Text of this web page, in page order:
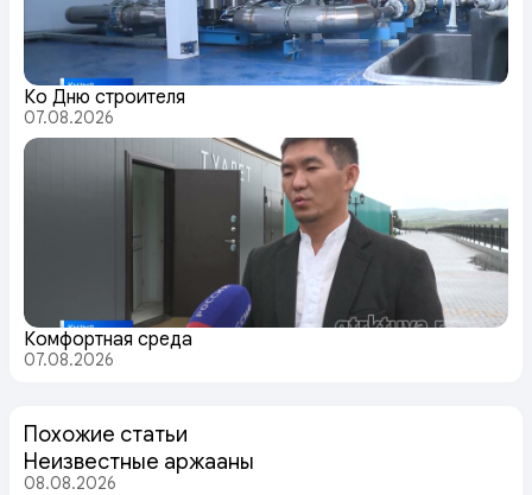
Ко Дню строителя
07.08.2026
Комфортная среда
07.08.2026
Похожие статьи
Неизвестные аржааны
08.08.2026